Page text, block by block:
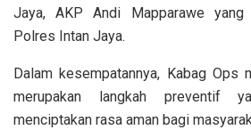
Jaya, AKP Andi Mapparawe yang
Polres Intan Jaya.
Dalam kesempatannya, Kabag Ops
merupakan langkah preventif
menciptakan rasa aman bagi